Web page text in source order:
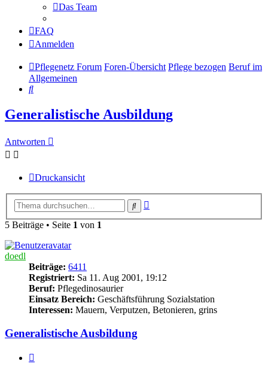
Das Team
FAQ
Anmelden
Pflegenetz Forum Foren-Übersicht Pflege bezogen Beruf im
Allgemeinen
Suche
Generalistische Ausbildung
Antworten
Druckansicht
Suche
5 Beiträge • Seite 1 von 1
doedl
Beiträge: 6411
Registriert: Sa 11. Aug 2001, 19:12
Beruf: Pflegedinosaurier
Einsatz Bereich: Geschäftsführung Sozialstation
Interessen: Mauern, Verputzen, Betonieren, grins
Generalistische Ausbildung